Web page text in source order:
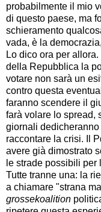
probabilmente il mio
di questo paese, ma
schieramento
vada, è la democrazia,
Lo dico ora per
della Repubblica la
votare non sarà un
contro questa
faranno scendere il
farà volare lo spread,
giornali
raccontare la crisi. Il
avere già dimostrato
le strade possibili
Tutte tranne una: la
a chiamare "strana
grossekoalition